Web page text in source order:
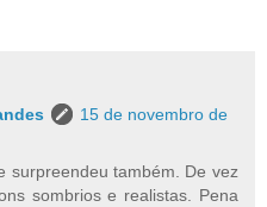
15 de novembro de
surpreendeu também. De vez
sombrios e realistas. Pena